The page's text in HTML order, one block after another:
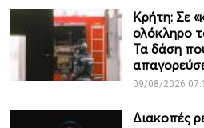
Κρήτη: Σε
ολόκληρο
Τα δάση
09/08/2026
Διακοπές